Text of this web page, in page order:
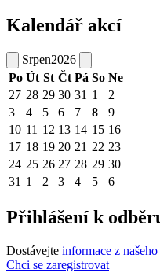
Kalendář akcí
Srpen2026
Po Út St Čt Pá So Ne
27 28 29 30 31 1
2
3
4 5 6 7 8
9
10 11 12 13 14 15 16
17 18 19 20 21 22 23
24 25 26 27 28 29 30
31 1 2 3 4 5 6
Přihlášení k
Dostávejte informace z
Chci se zaregistrovat